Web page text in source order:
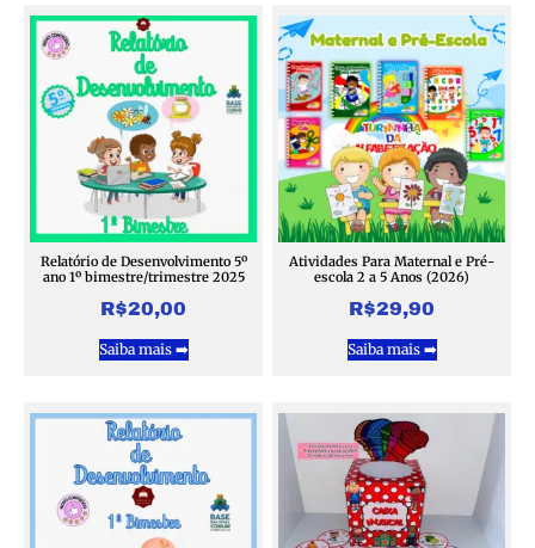
Relatório de Desenvolvimento 5º
ano 1º bimestre/trimestre 2025
R$20,00
Saiba mais ➡️
Atividades Para Maternal e Pré-
escola 2 a 5 Anos (2026)
R$29,90
Saiba mais ➡️